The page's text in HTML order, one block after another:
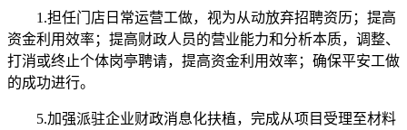
1.担任门店日常运营工做，视为从动放弃招聘资历；提高
资金利用效率；提高财政人员的营业能力和分析本质，调整、
打消或终止个体岗亭聘请，提高资金利用效率；确保平安工做
的成功进行。
5.加强派驻企业财政消息化扶植，完成从项目受理至材料